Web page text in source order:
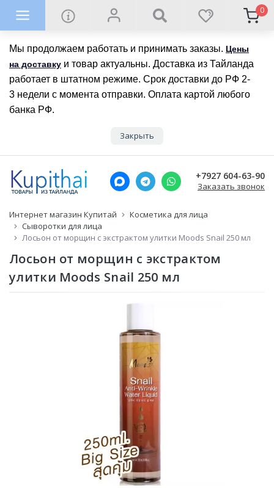
Мы продолжаем работать и принимать заказы. Цены
на доставку и товар актуальны. Доставка из Тайланда
работает в штатном режиме. Срок доставки до РФ 2-
3 недели с момента отправки. Оплата картой любого
банка РФ.
Закрыть
0
+7927 604-63-90
Заказать звонок
Интернет магазин Купитай
Косметика для лица
Сыворотки для лица
Лосьон от морщин с экстрактом улитки Moods Snail 250 мл
Лосьон от морщин с экстрактом
улитки Moods Snail 250 мл